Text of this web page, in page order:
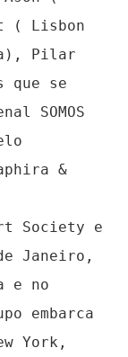
( Lisbon
Pilar
que se
SOMOS
&
Society e
Janeiro,
e no
embarca
York,